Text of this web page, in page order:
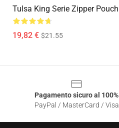
Tulsa King Serie Zipper Pouch
19,82 € $21.55
Pagamento sicuro al 100%
PayPal / MasterCard / Visa